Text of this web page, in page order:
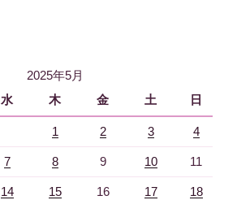
2025年5月
水 木 金 土 日
1 2 3 4
7 8 9 10 11
14 15 16 17 18